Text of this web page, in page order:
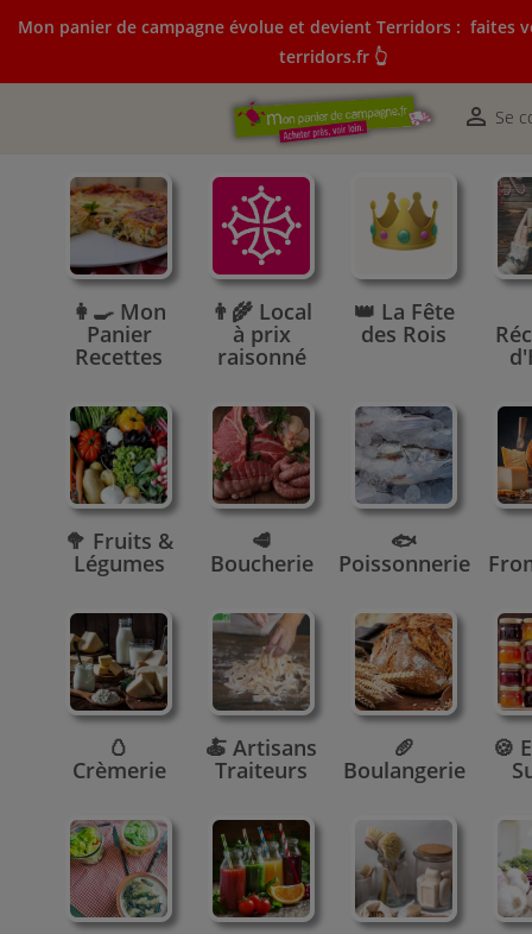
Mon panier de campagne évolue et devient Terridors : faites
terridors.fr 👆
 Se
Mon panier de campagne évolue et devient Terridors:
courses sur terridors.fr 👆
👩‍🍳 Mon
Panier
Recettes
👨‍🌾 Local
à prix
raisonné
👑 La Fête
des Rois
🥦 Fruits &
Légumes
🥩
Boucherie
🐟
Poissonnerie
🥚
Crèmerie
🍝 Artisans
Traiteurs
🥖
Boulangerie
🍪